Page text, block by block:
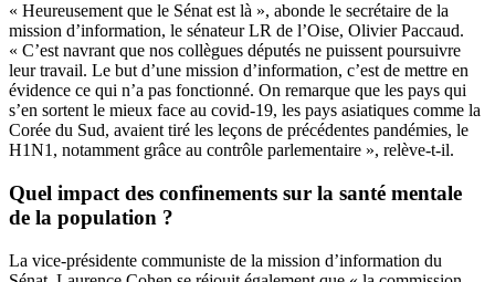
« Heureusement que le Sénat est là », abonde le secrétaire de la
mission d’information, le sénateur LR de l’Oise, Olivier Paccaud.
« C’est navrant que nos collègues députés ne puissent poursuivre
leur travail. Le but d’une mission d’information, c’est de mettre en
évidence ce qui n’a pas fonctionné. On remarque que les pays qui
s’en sortent le mieux face au covid-19, les pays asiatiques comme la
Corée du Sud, avaient tiré les leçons de précédentes pandémies, le
H1N1, notamment grâce au contrôle parlementaire », relève-t-il.
Quel impact des confinements sur la santé mentale
de la population ?
La vice-présidente communiste de la mission d’information du